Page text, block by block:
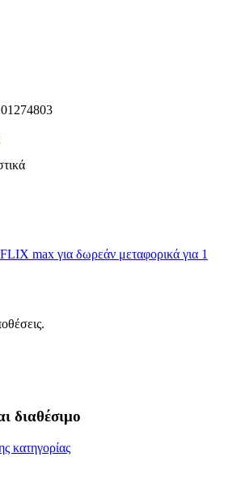
max για δωρεάν μεταφορικά για 1
διαθέσιμο
κατηγορίας